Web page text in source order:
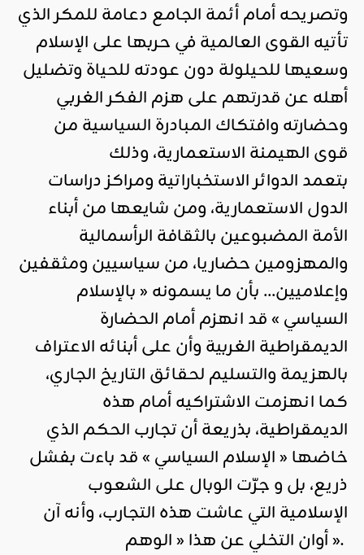
وتصريحه أمام أئمة الجامع دعامة للمكر الذي
تأتيه القوى العالمية في حربها على الإسلام
وسعيها للحيلولة دون عودته للحياة وتضليل
أهله عن قدرتهم على هزم الفكر الغربي
وحضارته وافتكاك المبادرة السياسية من
قوى الهيمنة الاستعمارية، وذلك
بتعمد الدوائر الاستخباراتية ومراكز دراسات
الدول الاستعمارية، ومن شايعها من أبناء
الأمة المضبوعين بالثقافة الرأسمالية
والمهزومين حضاريا، من سياسيين ومثقفين
وإعلاميين… بأن ما يسمونه « بالإسلام
السياسي » قد انهزم أمام الحضارة
الديمقراطية الغربية وأن على أبنائه الاعتراف
بالهزيمة والتسليم لحقائق التاريخ الجاري،
كما انهزمت الاشتراكيه أمام هذه
الديمقراطية، بذريعة أن تجارب الحكم الذي
خاضها « الإسلام السياسي » قد باءت بفشل
ذريع، بل و جرّت الوبال على الشعوب
الإسلامية التي عاشت هذه التجارب، وأنه آن
أوان التخلي عن هذا « الوهم ».